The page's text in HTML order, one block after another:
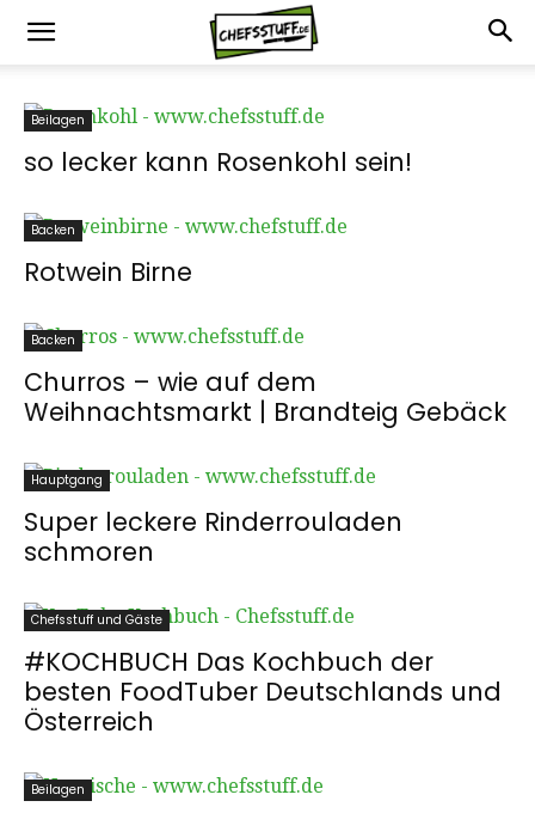
Beilagen
so lecker kann Rosenkohl sein!
Backen
Rotwein Birne
Backen
Churros – wie auf dem
Weihnachtsmarkt | Brandteig Gebäck
Hauptgang
Super leckere Rinderrouladen
schmoren
Chefsstuff und Gäste
#KOCHBUCH Das Kochbuch der
besten FoodTuber Deutschlands und
Österreich
Beilagen